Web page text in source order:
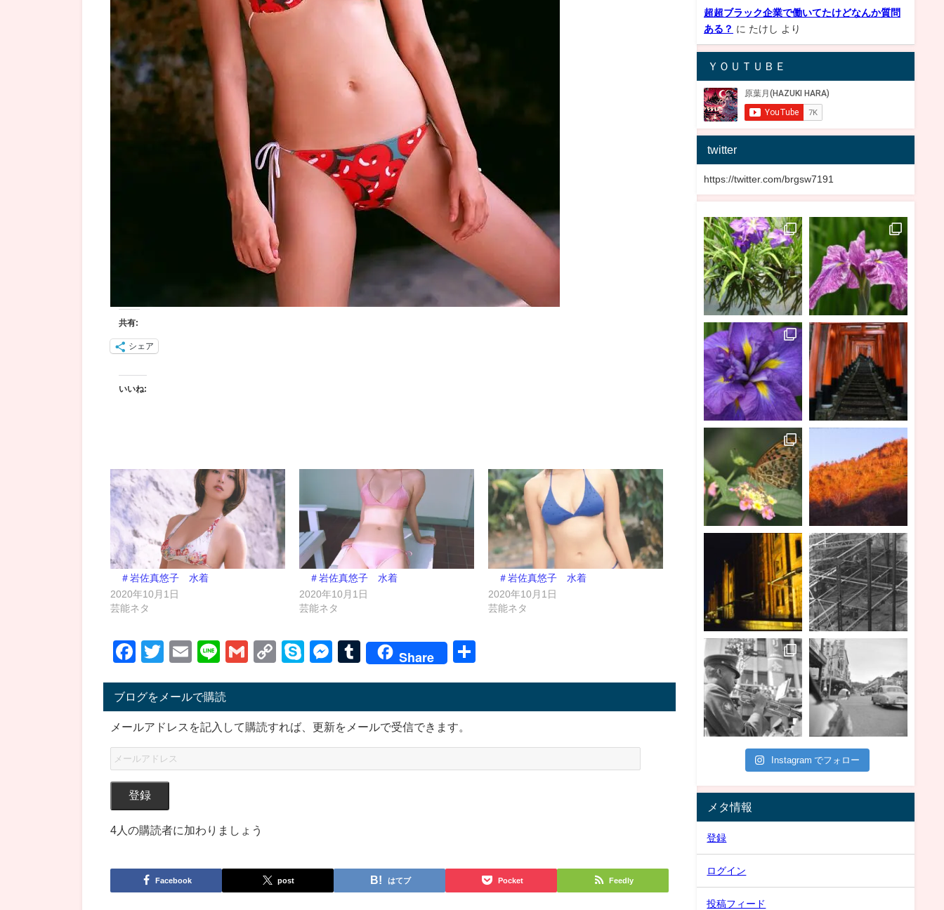
共有:
シェア
いいね:
＃岩佐真悠子 水着
2020年10月1日
芸能ネタ
＃岩佐真悠子 水着
2020年10月1日
芸能ネタ
＃岩佐真悠子 水着
2020年10月1日
芸能ネタ
Facebook
Twitter
EmailLineGmailCopySkypeMessenger
Tumblr
Share
ブログをメールで購読
メールアドレスを記入して購読すれば、更新をメールで受信できます。
登録
4人の購読者に加わりましょう
Facebook post はてブ Pocket Feedly
超超ブラック企業で働いてたけどなんか質問
ある？ に たけし より
ＹＯＵＴＵＢＥ
twitter
https://twitter.com/brgsw7191
Instagram でフォロー
メタ情報
登録
ログイン
投稿フィード